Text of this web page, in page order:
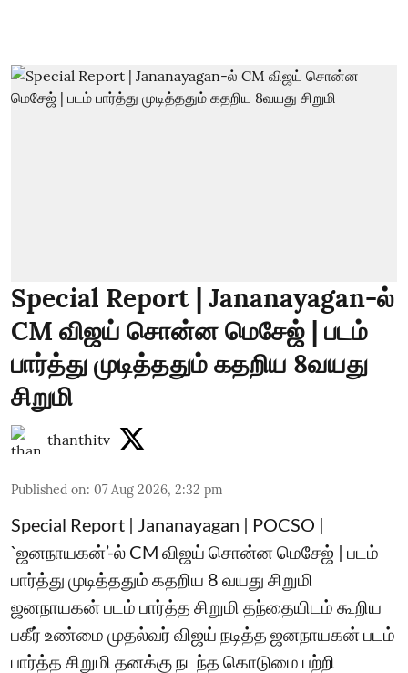
Special Report | Jananayagan-ல்
CM விஜய் சொன்ன மெசேஜ் | படம்
பார்த்து முடித்ததும் கதறிய 8வயது
சிறுமி
thanthitv
Published on: 07 Aug 2026, 2:32 pm
Special Report | Jananayagan | POCSO |
`ஜனநாயகன்’-ல் CM விஜய் சொன்ன மெசேஜ் | படம்
பார்த்து முடித்ததும் கதறிய 8 வயது சிறுமி
ஜனநாயகன் படம் பார்த்த சிறுமி தந்தையிடம் கூறிய
பகீர் உண்மை முதல்வர் விஜய் நடித்த ஜனநாயகன் படம்
பார்த்த சிறுமி தனக்கு நடந்த கொடுமை பற்றி